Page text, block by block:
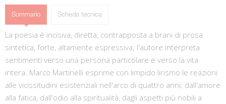
Sommario Scheda tecnica
La poesia è incisiva, diretta, contrapposta a brani di prosa
sintetica, forte, altamente espressiva; l'autore interpreta
sentimenti verso una persona particolare e verso la vita
intera. Marco Martinelli esprime con limpido lirismo le reazioni
alle vicissitudini esistenziali nell'arco di quattro anni; dall'amore
alla fatica, dall'odio alla spiritualità, dagli aspetti più nobili a